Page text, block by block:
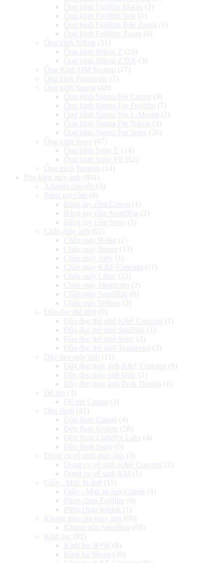
Ống kính Fujifilm Macro (2)
Ống kính Fujifilm Tele (1)
Ống kính Fujifilm Tele Zoom (1)
Ống kính Fujifilm Zoom (6)
Ống kính Nikon
(31)
Ống kính Nikon Z (25)
Ống kính Nikon Z DX (3)
Ống Kính OM System (17)
Ống kính Panasonic (7)
Ống kính Sigma (48)
Ống kính Sigma For Canon
(9)
Ống kính Sigma For Fujifilm (7)
Ống kính Sigma For L-Mount (2)
Ống kính Sigma For Nikon
(3)
Ống kính Sigma For Sony (26)
Ống kính Sony (67)
Ống kính Sony E
(14)
Ống kính Sony FE
(52)
Ống kính Tamron
(14)
Phụ kiện máy ảnh
(601)
Adapter chuyển
(3)
Báng tay cầm (8)
Báng tay cầm Canon
(1)
Báng tay cầm SmallRig (2)
Báng tay cầm Sony (5)
Chân máy ảnh
(62)
Chân máy Beike (2)
Chân máy Benro (13)
Chân máy Joby (1)
Chân máy K&F Concept (11)
Chân máy Libec (22)
Chân máy Manfrotto (2)
Chân máy SmallRig (8)
Chân máy Velbon
(2)
Đầu đọc thẻ nhớ (9)
Đầu đọc thẻ nhớ K&F Concept (1)
Đầu đọc thẻ nhớ SanDisk (1)
Đầu đọc thẻ nhớ Sony (3)
Đầu đọc thẻ nhớ Transcend
(3)
Dây đeo máy ảnh
(11)
Dây đeo máy ảnh K&F Concept (9)
Dây đeo máy ảnh khác (1)
Dây đeo máy ảnh Peak Design
(1)
Đế pin
(3)
Đế pin Canon
(3)
Đèn flash
(41)
Đèn flash Canon
(4)
Đèn flash Godox (28)
Đèn flash LightPix Labs (4)
Đèn flash Sony (5)
Dụng cụ vệ sinh máy ảnh
(3)
Dụng cụ vệ sinh K&F Concept (2)
Dụng cụ vệ sinh KM (1)
Giấy - Mực in ảnh
(11)
Giấy - Mực in ảnh Canon
(4)
Phim chụp Fujifilm (6)
Phim chụp Kodak (1)
Khung gắn cho máy ảnh
(68)
Khung gắn SmallRig (68)
Kính lọc (82)
Kính lọc B+W (8)
Kính lọc Hoya (39)